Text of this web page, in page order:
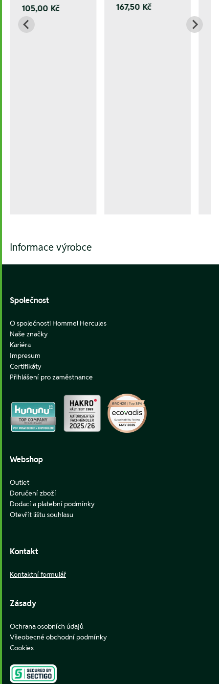
105,00 Kč
167,50 Kč
Informace výrobce
Společnost
O společnosti Hommel Hercules
Naše značky
Kariéra
Impresum
Certifikáty
Přihlášení pro zaměstnance
Webshop
Outlet
Doručení zboží
Dodací a platební podmínky
Otevřít lištu souhlasu
Kontakt
Kontaktní formulář
Zásady
Ochrana osobních údajů
Všeobecné obchodní podmínky
Cookies